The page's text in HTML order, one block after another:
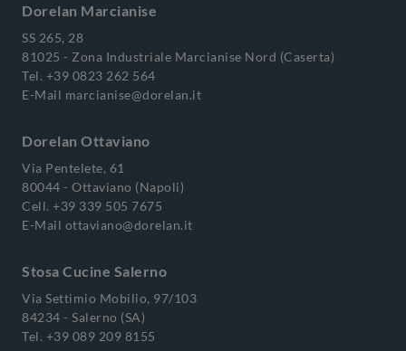
Dorelan Marcianise
SS 265, 28
81025 - Zona Industriale Marcianise Nord (Caserta)
Tel. +39 0823 262 564
E-Mail marcianise@dorelan.it
Dorelan Ottaviano
Via Pentelete, 61
80044 - Ottaviano (Napoli)
Cell. +39 339 505 7675
E-Mail ottaviano@dorelan.it
Stosa Cucine Salerno
Via Settimio Mobilio, 97/103
84234 - Salerno (SA)
Tel. +39 089 209 8155